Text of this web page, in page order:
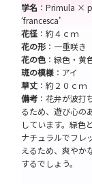
学名 ：Primula ×
‘francesca’
花径 ：約４ｃｍ
花の形 ：一重咲き
花の色 ：緑色・黄
斑の模様 ：アイ
草丈 ：約２０ｃｍ
備考 ：花弁が波打
るため、遊び心の
しています。緑色
ナチュラルでフレ
えるため、爽やか
するでしょう。